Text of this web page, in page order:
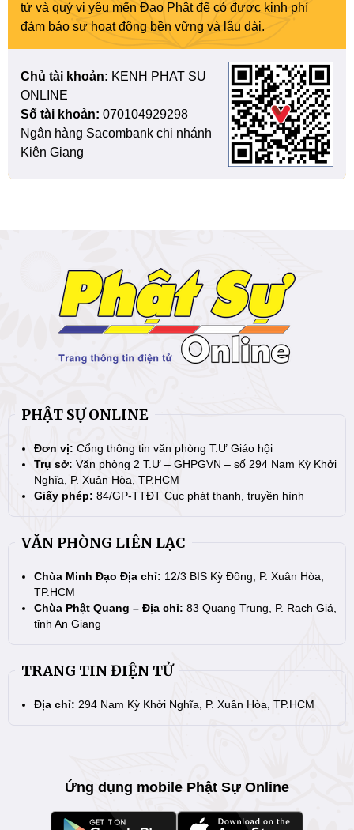
tử và quý vị yêu mến Đạo Phật để có được kinh phí
đảm bảo sự hoạt động bền vững và lâu dài.
Chủ tài khoản: KENH PHAT SU
ONLINE
Số tài khoản: 070104929298
Ngân hàng Sacombank chi nhánh
Kiên Giang
PHẬT SỰ ONLINE
Đơn vị: Cổng thông tin văn phòng T.Ư Giáo hội
Trụ sở: Văn phòng 2 T.Ư – GHPGVN – số 294 Nam Kỳ Khởi
Nghĩa, P. Xuân Hòa, TP.HCM
Giấy phép: 84/GP-TTĐT Cục phát thanh, truyền hình
VĂN PHÒNG LIÊN LẠC
Chùa Minh Đạo Địa chỉ: 12/3 BIS Kỳ Đồng, P. Xuân Hòa,
TP.HCM
Chùa Phật Quang – Địa chỉ: 83 Quang Trung, P. Rạch Giá,
tỉnh An Giang
TRANG TIN ĐIỆN TỬ
Địa chỉ: 294 Nam Kỳ Khởi Nghĩa, P. Xuân Hòa, TP.HCM
Ứng dụng mobile Phật Sự Online